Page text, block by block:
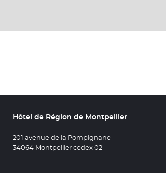
Hôtel de Région de Montpellier
201 avenue de la Pompignane
34064 Montpellier cedex 02